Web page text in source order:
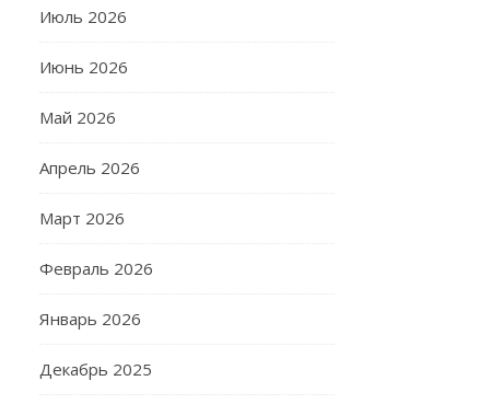
Июль 2026
Июнь 2026
Май 2026
Апрель 2026
Март 2026
Февраль 2026
Январь 2026
Декабрь 2025